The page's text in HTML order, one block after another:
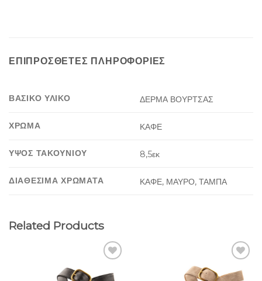
ΕΠΙΠΡΌΣΘΕΤΕΣ ΠΛΗΡΟΦΟΡΊΕΣ
ΒΑΣΙΚΟ ΥΛΙΚΟ ΔΕΡΜΑ ΒΟΥΡΤΣΑΣ
ΧΡΩΜΑ ΚΑΦΕ
ΥΨΟΣ ΤΑΚΟΥΝΙΟΥ 8,5εκ
ΔΙΑΘΕΣΙΜΑ ΧΡΩΜΑΤΑ ΚΑΦΕ, ΜΑΥΡΟ, ΤΑΜΠΑ
Related Products
Wishlist
Wishlist